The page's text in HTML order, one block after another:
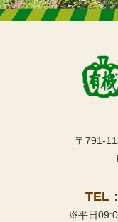
〒791-
TEL：
※平日